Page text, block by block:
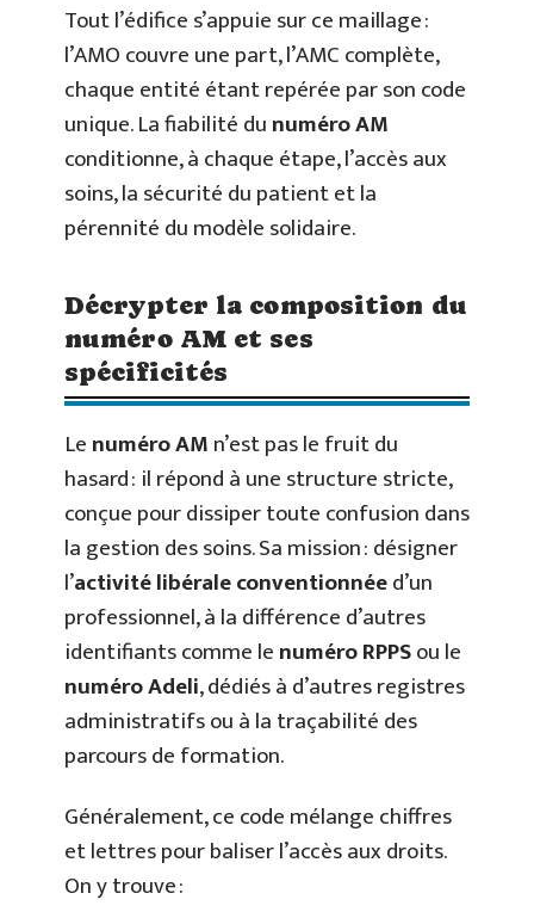
Tout l’édifice s’appuie sur ce maillage :
l’AMO couvre une part, l’AMC complète,
chaque entité étant repérée par son code
unique. La fiabilité dunuméro AM
conditionne, à chaque étape, l’accès aux
soins, la sécurité du patient et la
pérennité du modèle solidaire.
Décrypter la composition du
numéro AM et ses
spécificités
Lenuméro AMn’est pas le fruit du
hasard : il répond à une structure stricte,
conçue pour dissiper toute confusion dans
la gestion des soins. Sa mission : désigner
l’activité libérale conventionnéed’un
professionnel, à la différence d’autres
identifiants comme lenuméro RPPSou le
numéro Adeli, dédiés à d’autres registres
administratifs ou à la traçabilité des
parcours de formation.
Généralement, ce code mélange chiffres
et lettres pour baliser l’accès aux droits.
On y trouve :